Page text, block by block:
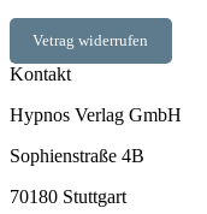
Vetrag widerrufen
Kontakt
Hypnos Verlag GmbH
Sophienstraße 4B
70180 Stuttgart